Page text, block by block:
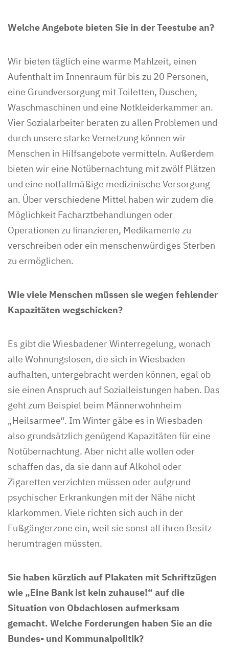
Welche Angebote bieten Sie in der Teestube an?
Wir bieten täglich eine warme Mahlzeit, einen
Aufenthalt im Innenraum für bis zu 20 Personen,
eine Grundversorgung mit Toiletten, Duschen,
Waschmaschinen und eine Notkleiderkammer an.
Vier Sozialarbeiter beraten zu allen Problemen und
durch unsere starke Vernetzung können wir
Menschen in Hilfsangebote vermitteln. Außerdem
bieten wir eine Notübernachtung mit zwölf Plätzen
und eine notfallmäßige medizinische Versorgung
an. Über verschiedene Mittel haben wir zudem die
Möglichkeit Facharztbehandlungen oder
Operationen zu finanzieren, Medikamente zu
verschreiben oder ein menschenwürdiges Sterben
zu ermöglichen.
Wie viele Menschen müssen sie wegen fehlender
Kapazitäten wegschicken?
Es gibt die Wiesbadener Winterregelung, wonach
alle Wohnungslosen, die sich in Wiesbaden
aufhalten, untergebracht werden können, egal ob
sie einen Anspruch auf Sozialleistungen haben. Das
geht zum Beispiel beim Männerwohnheim
„Heilsarmee“. Im Winter gäbe es in Wiesbaden
also grundsätzlich genügend Kapazitäten für eine
Notübernachtung. Aber nicht alle wollen oder
schaffen das, da sie dann auf Alkohol oder
Zigaretten verzichten müssen oder aufgrund
psychischer Erkrankungen mit der Nähe nicht
klarkommen. Viele richten sich auch in der
Fußgängerzone ein, weil sie sonst all ihren Besitz
herumtragen müssten.
Sie haben kürzlich auf Plakaten mit Schriftzügen
wie „Eine Bank ist kein zuhause!“ auf die
Situation von Obdachlosen aufmerksam
gemacht. Welche Forderungen haben Sie an die
Bundes- und Kommunalpolitik?